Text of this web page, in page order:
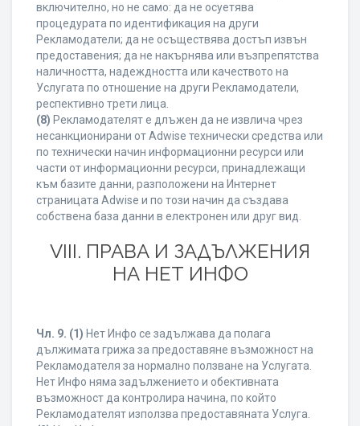
включително, но не само: да не осуетява
процедурата по идентификация на други
Рекламодатели; да не осъществява достъп извън
предоставения; да не накърнява или възпрепятства
наличността, надеждността или качеството на
Услугата по отношение на други Рекламодатели,
респективно трети лица.
(8) Рекламодателят е длъжен да не извлича чрез
несанкционирани от Adwise технически средства или
по технически начин информационни ресурси или
части от информационни ресурси, принадлежащи
към базите данни, разположени на Интернет
страницата Adwise и по този начин да създава
собствена база данни в електронен или друг вид.
VIII. ПРАВА И ЗАДЪЛЖЕНИЯ
НА НЕТ ИНФО
Чл. 9. (1) Нет Инфо се задължава да полага
дължимата грижа за предоставяне възможност на
Рекламодателя за нормално ползване на Услугата.
Нет Инфо няма задължението и обективната
възможност да контролира начина, по който
Рекламодателят използва предоставяната Услуга.